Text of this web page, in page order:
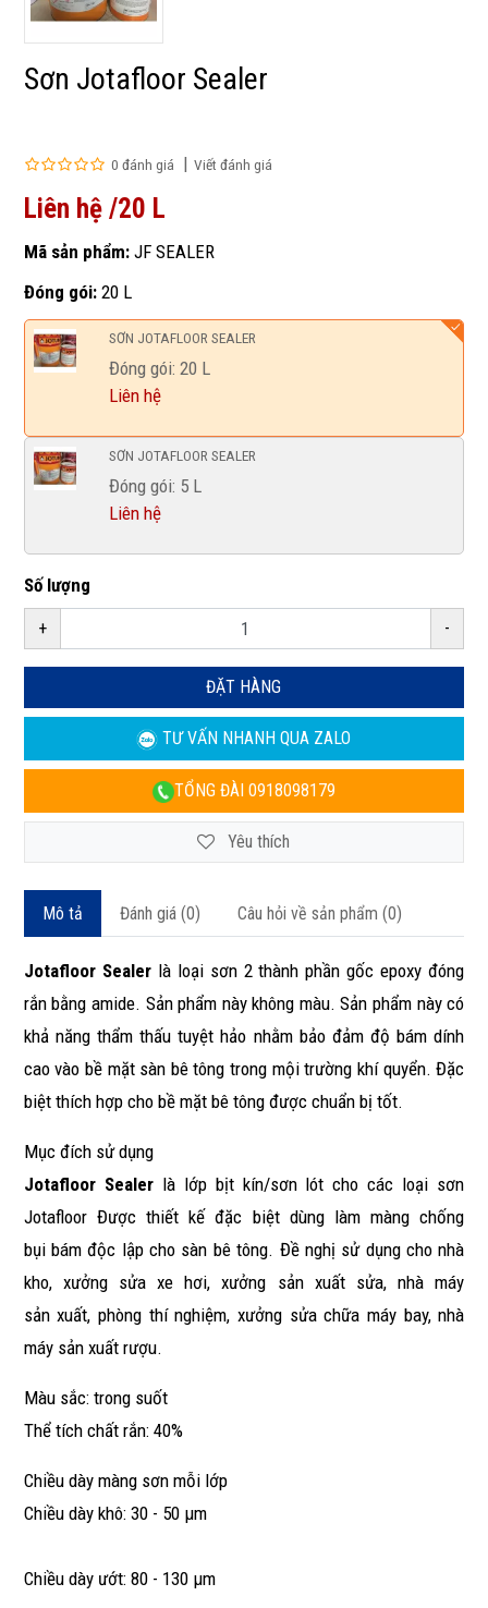
Sơn Jotafloor Sealer
0 đánh giá Viết đánh giá
Liên hệ /20 L
Mã sản phẩm:JF SEALER
Đóng gói:20 L
SƠN JOTAFLOOR SEALER
Đóng gói: 20 L
Liên hệ
SƠN JOTAFLOOR SEALER
Đóng gói: 5 L
Liên hệ
Số lượng
+ -
ĐẶT HÀNG
TƯ VẤN NHANHQUA ZALO
TỔNG ĐÀI 0918098179
Yêu thích
Mô tả Đánh giá (0) Câu hỏi về sản phẩm (0)
Jotafloor Sealer là loại sơn 2 thành phần gốc epoxy đóng
rắn bằng amide. Sản phẩm này không màu. Sản phẩm này có
khả năng thẩm thấu tuyệt hảo nhằm bảo đảm độ bám dính
cao vào bề mặt sàn bê tông trong mội trường khí quyển. Đặc
biệt thích hợp cho bề mặt bê tông được chuẩn bị tốt.
Mục đích sử dụng
Jotafloor Sealerlà lớp bịt kín/sơn lót cho các loại sơn
Jotafloor Được thiết kế đặc biệt dùng làm màng chống
bụi bám độc lập cho sàn bê tông. Đề nghị sử dụng cho nhà
kho, xưởng sửa xe hơi, xưởng sản xuất sửa, nhà máy
sản xuất, phòng thí nghiệm, xưởng sửa chữa máy bay, nhà
máy sản xuất rượu.
Màu sắc: trong suốt
Thể tích chất rắn: 40%
Chiều dày màng sơn mỗi lớp
Chiều dày khô: 30 - 50 μm
Chiều dày ướt: 80 - 130 μm